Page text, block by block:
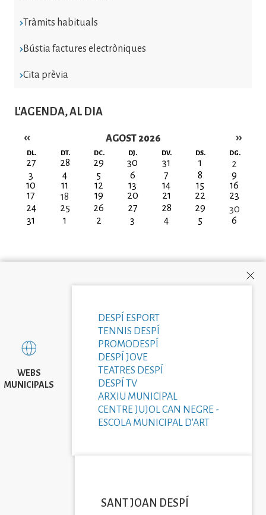
Tràmits habituals
Bústia factures electròniques
Cita prèvia
L'AGENDA, AL DIA
AGOST 2026
Paginació
‹‹ ››
DL. DT. DC. DJ. DV. DS. DG.
27 28 29 30 31 1
2
3
4 5 6 7 8
9
10
11 12 13 14 15
16
17
18 19 20 21 22
23
24
25 26 27 28 29
30
31
1 2 3 4 5 6
WEBS
MUNICIPALS
DESPÍ ESPORT
TENNIS DESPÍ
PROMODESPÍ
DESPÍ JOVE
TEATRES DESPÍ
DESPÍ TV
ARXIU MUNICIPAL
CENTRE JUJOL CAN NEGRE -
ESCOLA MUNICIPAL D'ART
SANT JOAN DESPÍ